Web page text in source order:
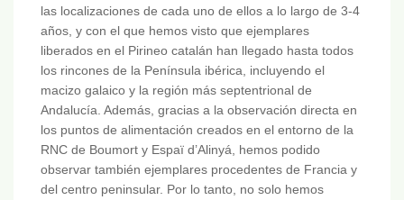
las localizaciones de cada uno de ellos a lo largo de 3-4
años, y con el que hemos visto que ejemplares
liberados en el Pirineo catalán han llegado hasta todos
los rincones de la Península ibérica, incluyendo el
macizo galaico y la región más septentrional de
Andalucía. Además, gracias a la observación directa en
los puntos de alimentación creados en el entorno de la
RNC de Boumort y Espaï d’Alinyá, hemos podido
observar también ejemplares procedentes de Francia y
del centro peninsular. Por lo tanto, no solo hemos